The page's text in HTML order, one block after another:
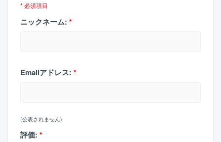
* 必須項目
ニックネーム: *
Emailアドレス: *
(公表されません)
評価: *